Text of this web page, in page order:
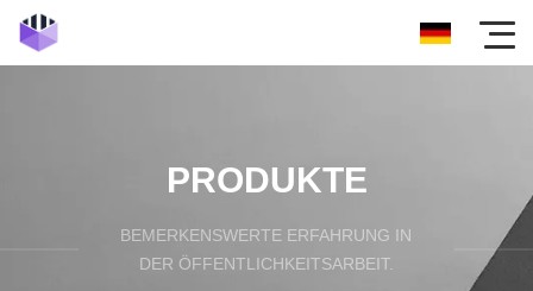
PRODUKTE
BEMERKENSWERTE ERFAHRUNG IN
DER ÖFFENTLICHKEITSARBEIT.